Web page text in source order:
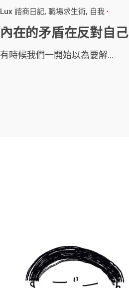
Lux 諮商日記 職場求生術 自我
內在的矛盾在反對自己
有時候我們一開始以為要解...